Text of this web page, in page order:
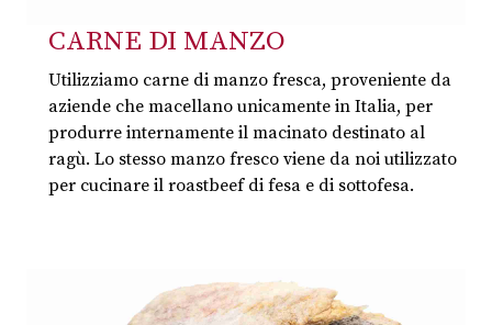
CARNE DI MANZO
Utilizziamo carne di manzo fresca, proveniente da
aziende che macellano unicamente in Italia, per
produrre internamente il macinato destinato al
ragù. Lo stesso manzo fresco viene da noi utilizzato
per cucinare il roastbeef di fesa e di sottofesa.